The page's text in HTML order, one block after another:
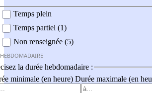
Temps plein
Temps partiel (1)
Non renseignée (5)
la durée hebdomadaire :
minimale (en heure) Durée maximale (en